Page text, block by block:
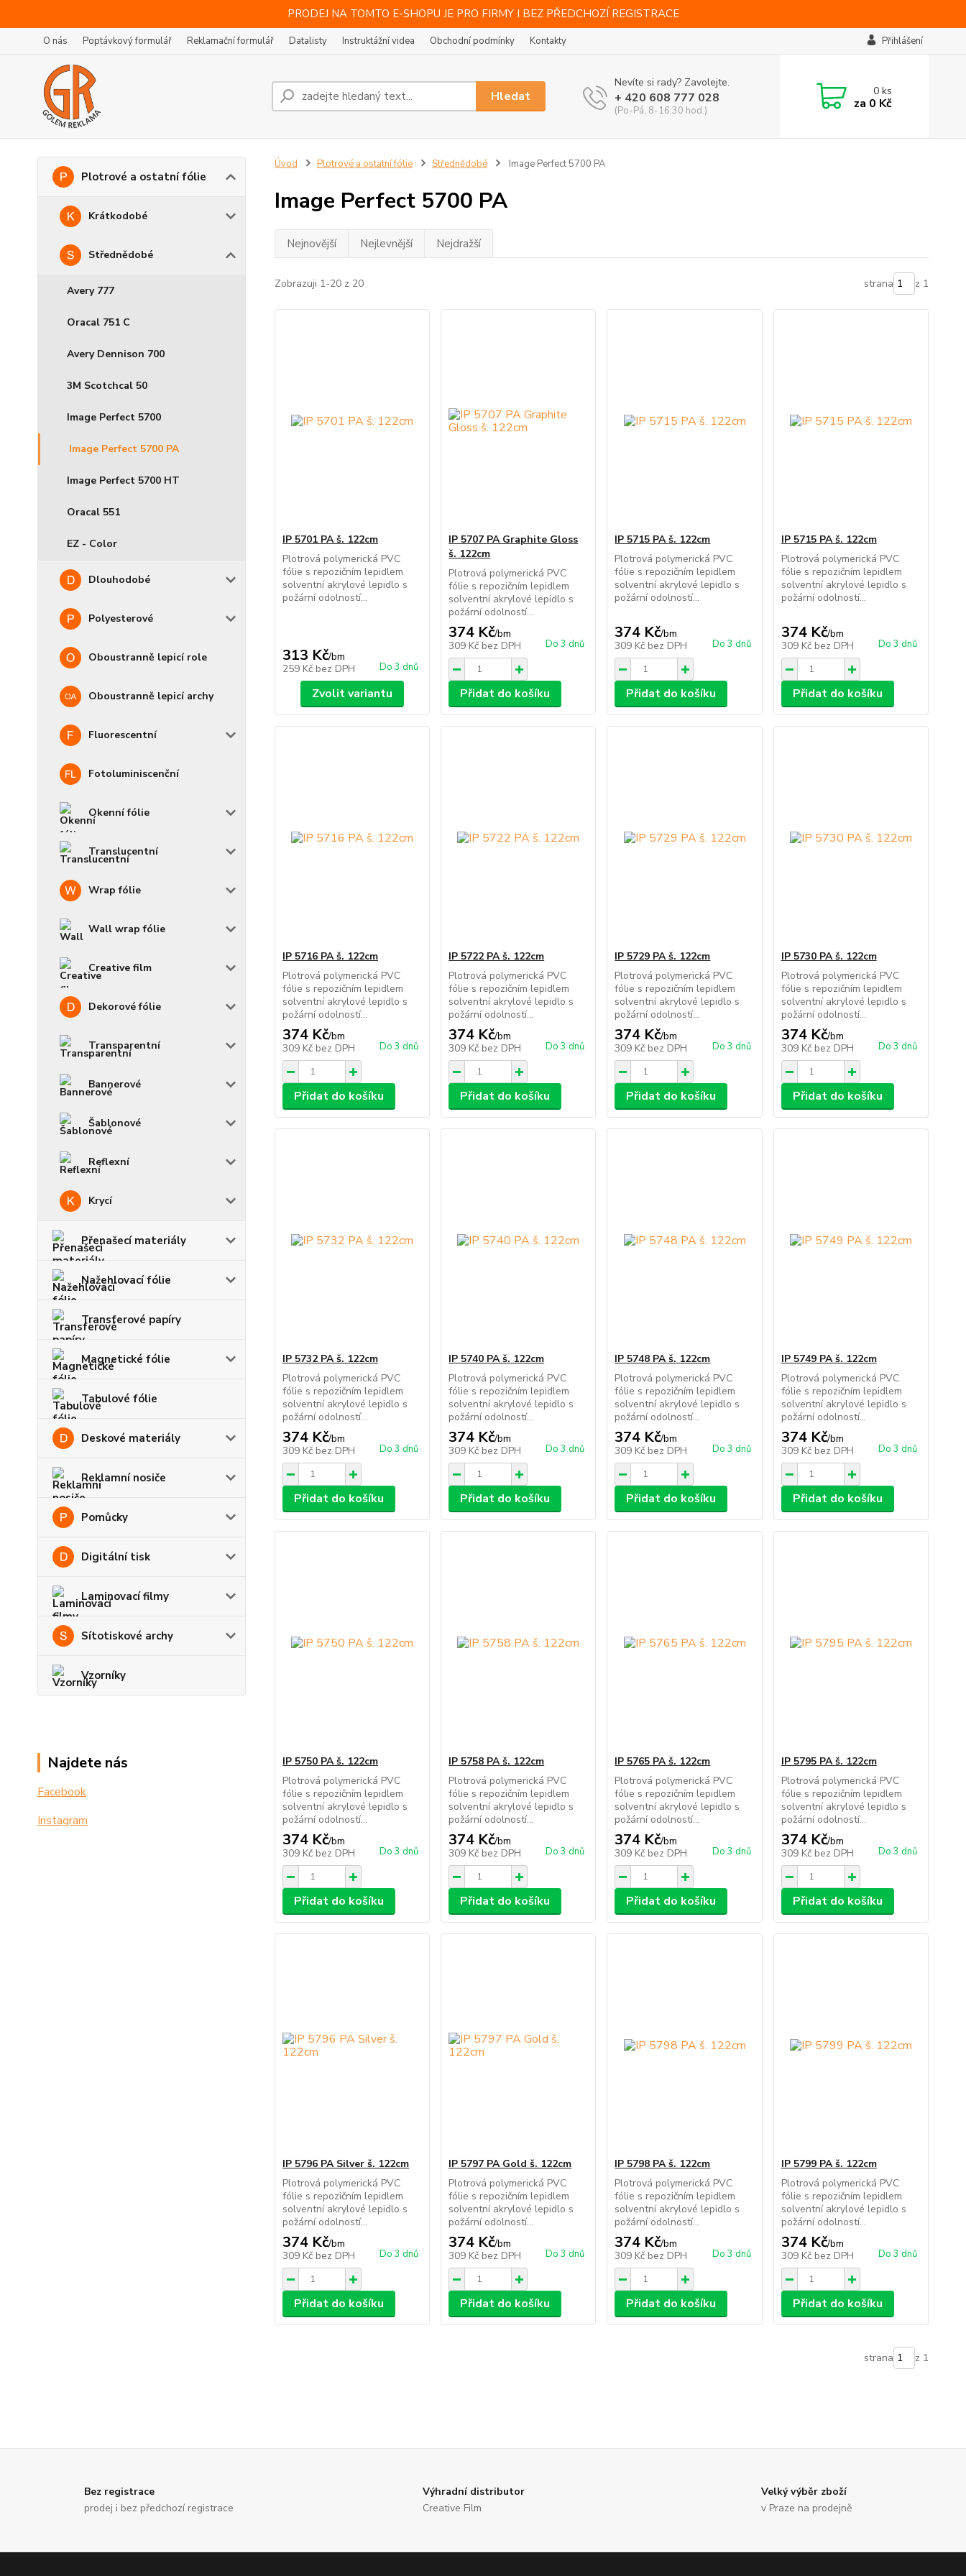
PRODEJ NA TOMTO E-SHOPU JE PRO FIRMY I BEZ PŘEDCHOZÍ REGISTRACE
O nás Poptávkový formulář Reklamační formulář Datalisty Instruktážní videa Obchodní podmínky Kontakty Přihlášení
Hledat
Nevíte si rady? Zavolejte.
+ 420 608 777 028
(Po-Pá, 8-16:30 hod.)
0ks
za 0 Kč
Plotrové a ostatní fólie
Krátkodobé
Střednědobé
Avery 777
Oracal 751 C
Avery Dennison 700
3M Scotchcal 50
Image Perfect 5700
Image Perfect 5700 PA
Image Perfect 5700 HT
Oracal 551
EZ - Color
Dlouhodobé
Polyesterové
Oboustranně lepicí role
Oboustranně lepicí archy
Fluorescentní
Fotoluminiscenční
Okenní fólie
Translucentní
Wrap fólie
Wall wrap fólie
Creative film
Dekorové fólie
Transparentní
Bannerové
Šablonové
Reflexní
Krycí
Přenašecí materiály
Nažehlovací fólie
Transferové papíry
Magnetické fólie
Tabulové fólie
Deskové materiály
Reklamní nosiče
Pomůcky
Digitální tisk
Laminovací filmy
Sítotiskové archy
Vzorníky
Najdete nás
Facebook
Instagram
Úvod Plotrové a ostatní fólie Střednědobé Image Perfect 5700 PA
Image Perfect 5700 PA
Nejnovější Nejlevnější Nejdražší
Zobrazuji 1-20 z 20 strana z 1
IP 5701 PA š. 122cm
Plotrová polymerická PVC
fólie s repozičním lepidlem
solventní akrylové lepidlo s
požární odolností...
313 Kč/bm
259 Kč bez DPH Do 3 dnů
Zvolit variantu
IP 5707 PA Graphite Gloss
š. 122cm
Plotrová polymerická PVC
fólie s repozičním lepidlem
solventní akrylové lepidlo s
požární odolností...
374 Kč/bm
309 Kč bez DPH Do 3 dnů
Přidat do košíku
IP 5715 PA š. 122cm
Plotrová polymerická PVC
fólie s repozičním lepidlem
solventní akrylové lepidlo s
požární odolností...
374 Kč/bm
309 Kč bez DPH Do 3 dnů
Přidat do košíku
IP 5715 PA š. 122cm
Plotrová polymerická PVC
fólie s repozičním lepidlem
solventní akrylové lepidlo s
požární odolností...
374 Kč/bm
309 Kč bez DPH Do 3 dnů
Přidat do košíku
IP 5716 PA š. 122cm
Plotrová polymerická PVC
fólie s repozičním lepidlem
solventní akrylové lepidlo s
požární odolností...
374 Kč/bm
309 Kč bez DPH Do 3 dnů
Přidat do košíku
IP 5722 PA š. 122cm
Plotrová polymerická PVC
fólie s repozičním lepidlem
solventní akrylové lepidlo s
požární odolností...
374 Kč/bm
309 Kč bez DPH Do 3 dnů
Přidat do košíku
IP 5729 PA š. 122cm
Plotrová polymerická PVC
fólie s repozičním lepidlem
solventní akrylové lepidlo s
požární odolností...
374 Kč/bm
309 Kč bez DPH Do 3 dnů
Přidat do košíku
IP 5730 PA š. 122cm
Plotrová polymerická PVC
fólie s repozičním lepidlem
solventní akrylové lepidlo s
požární odolností...
374 Kč/bm
309 Kč bez DPH Do 3 dnů
Přidat do košíku
IP 5732 PA š. 122cm
Plotrová polymerická PVC
fólie s repozičním lepidlem
solventní akrylové lepidlo s
požární odolností...
374 Kč/bm
309 Kč bez DPH Do 3 dnů
Přidat do košíku
IP 5740 PA š. 122cm
Plotrová polymerická PVC
fólie s repozičním lepidlem
solventní akrylové lepidlo s
požární odolností...
374 Kč/bm
309 Kč bez DPH Do 3 dnů
Přidat do košíku
IP 5748 PA š. 122cm
Plotrová polymerická PVC
fólie s repozičním lepidlem
solventní akrylové lepidlo s
požární odolností...
374 Kč/bm
309 Kč bez DPH Do 3 dnů
Přidat do košíku
IP 5749 PA š. 122cm
Plotrová polymerická PVC
fólie s repozičním lepidlem
solventní akrylové lepidlo s
požární odolností...
374 Kč/bm
309 Kč bez DPH Do 3 dnů
Přidat do košíku
IP 5750 PA š. 122cm
Plotrová polymerická PVC
fólie s repozičním lepidlem
solventní akrylové lepidlo s
požární odolností...
374 Kč/bm
309 Kč bez DPH Do 3 dnů
Přidat do košíku
IP 5758 PA š. 122cm
Plotrová polymerická PVC
fólie s repozičním lepidlem
solventní akrylové lepidlo s
požární odolností...
374 Kč/bm
309 Kč bez DPH Do 3 dnů
Přidat do košíku
IP 5765 PA š. 122cm
Plotrová polymerická PVC
fólie s repozičním lepidlem
solventní akrylové lepidlo s
požární odolností...
374 Kč/bm
309 Kč bez DPH Do 3 dnů
Přidat do košíku
IP 5795 PA š. 122cm
Plotrová polymerická PVC
fólie s repozičním lepidlem
solventní akrylové lepidlo s
požární odolností...
374 Kč/bm
309 Kč bez DPH Do 3 dnů
Přidat do košíku
IP 5796 PA Silver š. 122cm
Plotrová polymerická PVC
fólie s repozičním lepidlem
solventní akrylové lepidlo s
požární odolností...
374 Kč/bm
309 Kč bez DPH Do 3 dnů
Přidat do košíku
IP 5797 PA Gold š. 122cm
Plotrová polymerická PVC
fólie s repozičním lepidlem
solventní akrylové lepidlo s
požární odolností...
374 Kč/bm
309 Kč bez DPH Do 3 dnů
Přidat do košíku
IP 5798 PA š. 122cm
Plotrová polymerická PVC
fólie s repozičním lepidlem
solventní akrylové lepidlo s
požární odolností...
374 Kč/bm
309 Kč bez DPH Do 3 dnů
Přidat do košíku
IP 5799 PA š. 122cm
Plotrová polymerická PVC
fólie s repozičním lepidlem
solventní akrylové lepidlo s
požární odolností...
374 Kč/bm
309 Kč bez DPH Do 3 dnů
Přidat do košíku
strana z 1
Bez registrace
prodej i bez předchozí registrace
Výhradní distributor
Creative Film
Velký výběr zboží
v Praze na prodejně